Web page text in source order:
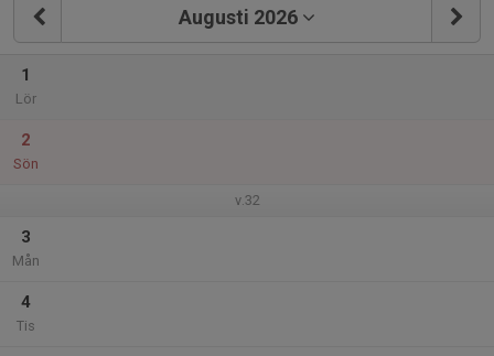
Augusti 2026
1
Lör
2
Sön
v.32
3
Mån
4
Tis